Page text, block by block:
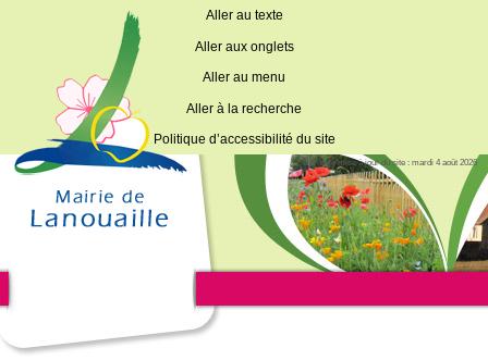
Aller au texte
Aller aux onglets
Aller au menu
Aller à la recherche
Politique d’accessibilité du site
Dernière mise à jour du site : mardi 4 août 2026